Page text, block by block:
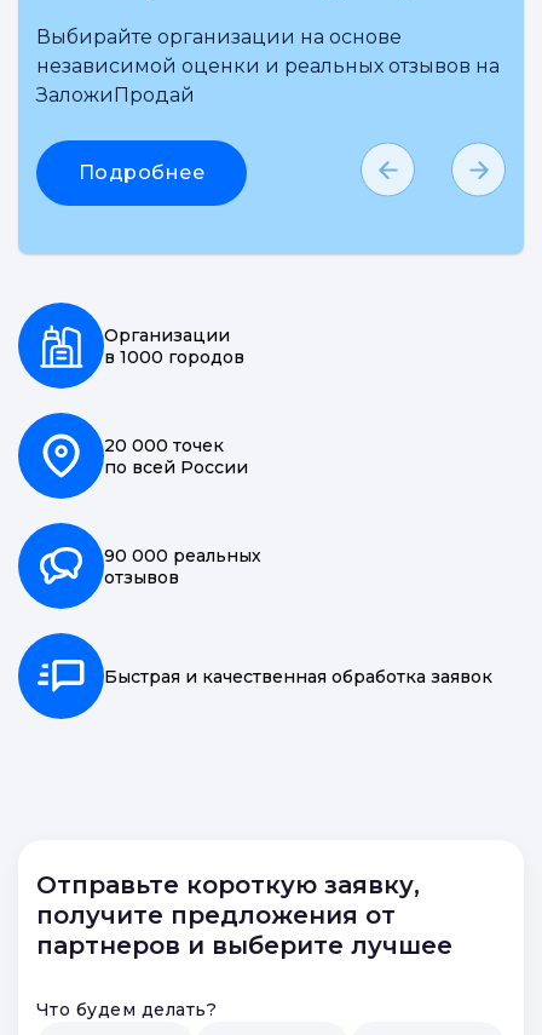
Выбирайте организации на основе
независимой оценки и реальных отзывов на
ЗаложиПродай
Подробнее
Организации
в 1000 городов
20 000 точек
по всей России
90 000 реальных
отзывов
Быстрая и качественная обработка заявок
Отправьте короткую заявку,
получите предложения от
партнеров и выберите лучшее
Что будем делать?